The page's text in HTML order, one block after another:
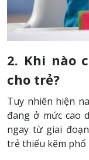
2. Khi nào
cho trẻ?
Tuy nhiên hiện
đang ở mức cao
ngay từ giai
trẻ thiếu kẽm phổ